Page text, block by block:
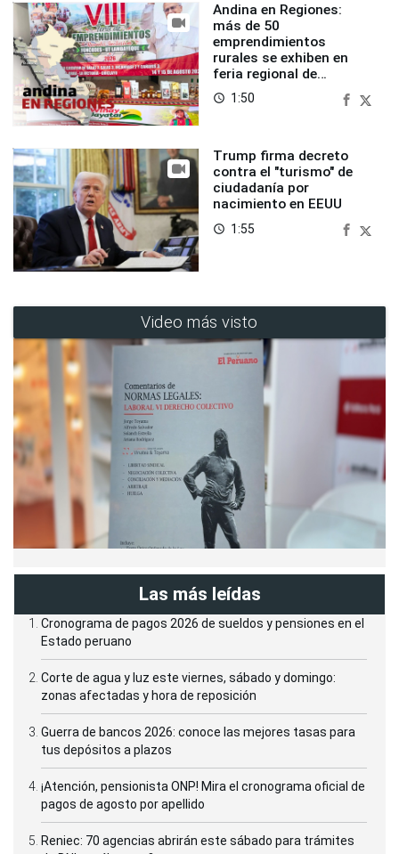
Andina en Regiones:
más de 50
emprendimientos
rurales se exhiben en
feria regional de
Foncodes
access_time 1:50
Trump firma decreto
contra el "turismo" de
ciudadanía por
nacimiento en EEUU
access_time 1:55
Video más visto
Las más leídas
Cronograma de pagos 2026 de sueldos y pensiones en el
Estado peruano
Corte de agua y luz este viernes, sábado y domingo:
zonas afectadas y hora de reposición
Guerra de bancos 2026: conoce las mejores tasas para
tus depósitos a plazos
¡Atención, pensionista ONP! Mira el cronograma oficial de
pagos de agosto por apellido
Reniec: 70 agencias abrirán este sábado para trámites